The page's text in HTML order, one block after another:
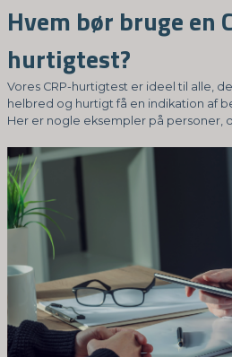
Hvem bør bruge en
hurtigtest?
Vores CRP-hurtigtest er ideel til alle,
helbred og hurtigt få en indikation af
Her er nogle eksempler på personer,